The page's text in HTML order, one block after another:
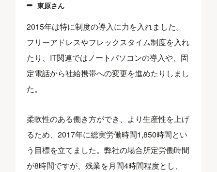
東原さん
2015年は特に制度の導入に力を入れました。
フリーアドレスやフレックスタイム制度を入れ
たり、IT関連ではノートパソコンの導入や、固
定電話から社給携帯への変更を進めたりしまし
た。
柔軟性のある働き方ができ、より生産性を上げ
るため、2017年に総実労働時間1,850時間とい
う目標を立てました。弊社の場合所定労働時間
が8時間ですが、残業を月間4時間程度とし、